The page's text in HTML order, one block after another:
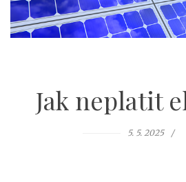
Jak neplatit
5. 5. 2025